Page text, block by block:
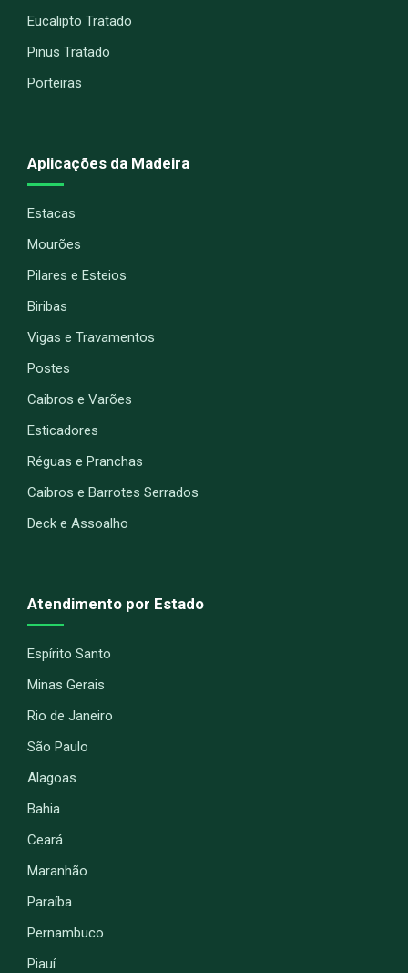
Eucalipto Tratado
Pinus Tratado
Porteiras
Aplicações da Madeira
Estacas
Mourões
Pilares e Esteios
Biribas
Vigas e Travamentos
Postes
Caibros e Varões
Esticadores
Réguas e Pranchas
Caibros e Barrotes Serrados
Deck e Assoalho
Atendimento por Estado
Espírito Santo
Minas Gerais
Rio de Janeiro
São Paulo
Alagoas
Bahia
Ceará
Maranhão
Paraíba
Pernambuco
Piauí